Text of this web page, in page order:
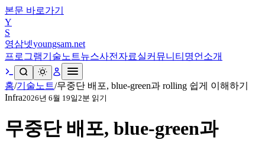
본문 바로가기
Y
S
영삼넷youngsam.net
프로그램기술노트뉴스사전 자료실커뮤니티 명언 소개
홈/기술노트/무중단 배포, blue-green과 rolling 쉽게 이해하기
Infra2026년 6월 19일2분 읽기
무중단 배포, blue-green과